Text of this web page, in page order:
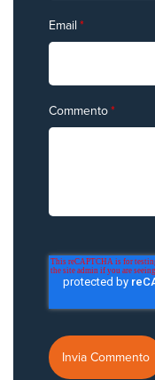
Email *
Commento*